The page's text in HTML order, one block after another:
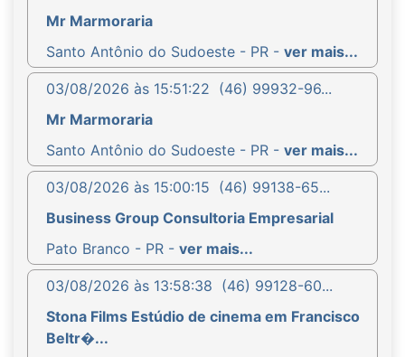
Mr Marmoraria
Santo Antônio do Sudoeste - PR - ver mais...
03/08/2026 às 15:51:22 (46) 99932-96...
Mr Marmoraria
Santo Antônio do Sudoeste - PR - ver mais...
03/08/2026 às 15:00:15 (46) 99138-65...
Business Group Consultoria Empresarial
Pato Branco - PR - ver mais...
03/08/2026 às 13:58:38 (46) 99128-60...
Stona Films Estúdio de cinema em Francisco
Beltr�...